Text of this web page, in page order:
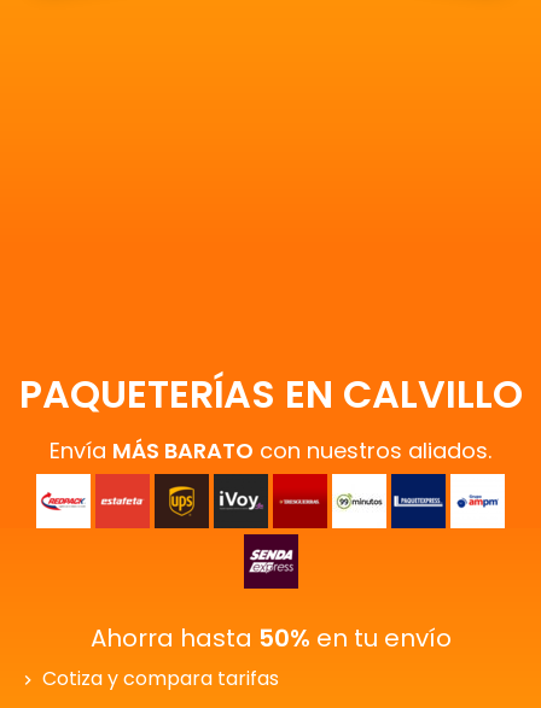
PAQUETERÍAS EN CALVILLO
Envía MÁS BARATO con nuestros aliados.
Ahorra hasta 50% en tu envío
Cotiza y compara tarifas